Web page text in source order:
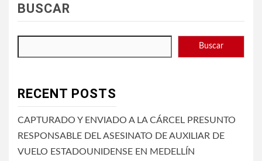
BUSCAR
Buscar
RECENT POSTS
CAPTURADO Y ENVIADO A LA CÁRCEL PRESUNTO
RESPONSABLE DEL ASESINATO DE AUXILIAR DE
VUELO ESTADOUNIDENSE EN MEDELLÍN